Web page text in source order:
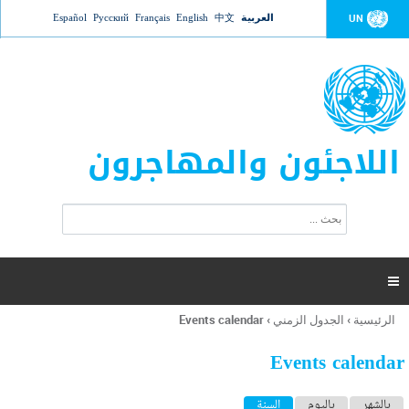
Jump to navigation UN العربية 中文
English
Français
Русский
Español
اللاجئون والمهاجرون
ت
ر
ل
ح
ب

أنت
هنا
الرئيسية › الجدول الزمني ›
Events calendar
Events calendar